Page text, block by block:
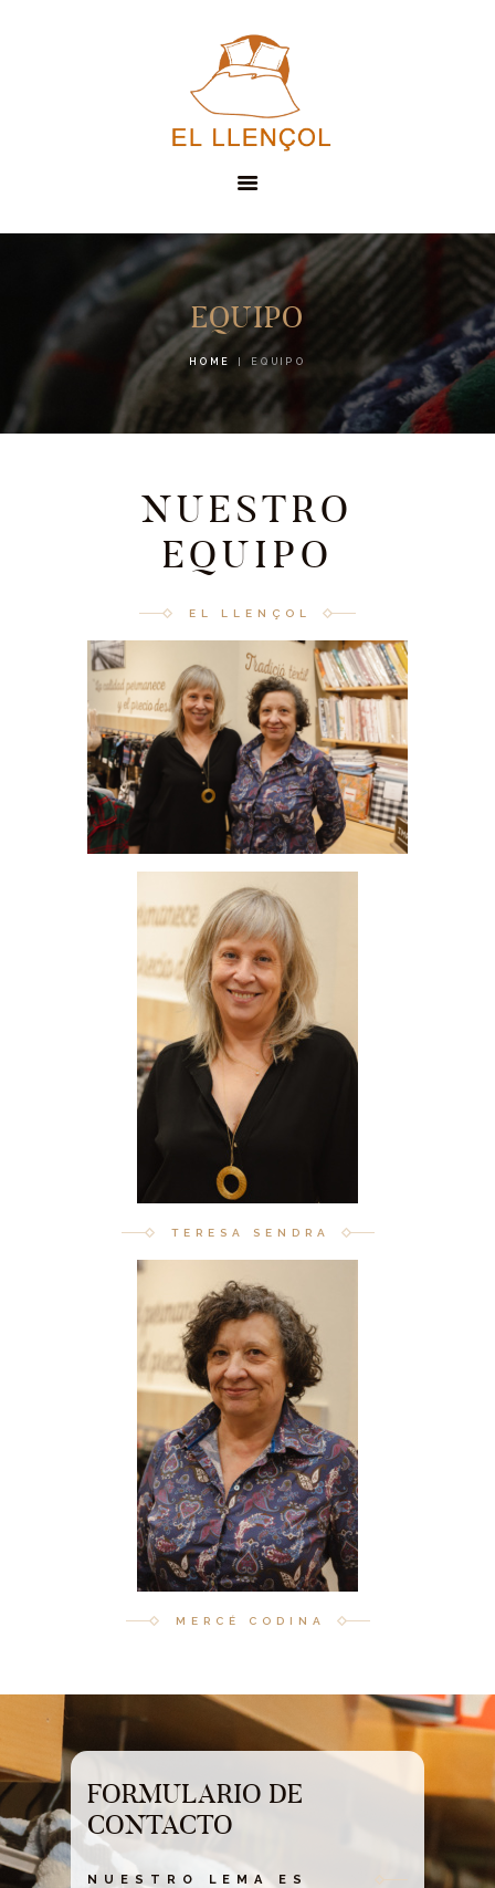
EQUIPO
HOME EQUIPO
EL LLENÇOL
SERVICIOS
PRODUCTOS
CONTACTO
NUESTRO
EQUIPO
EL LLENÇOL
TERESA SENDRA
MERCÉ CODINA
FORMULARIO DE
CONTACTO
NUESTRO LEMA ES